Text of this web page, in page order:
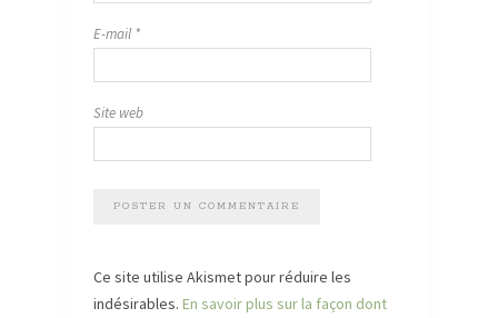
E-mail *
Site web
Ce site utilise Akismet pour réduire les
indésirables. En savoir plus sur la façon dont